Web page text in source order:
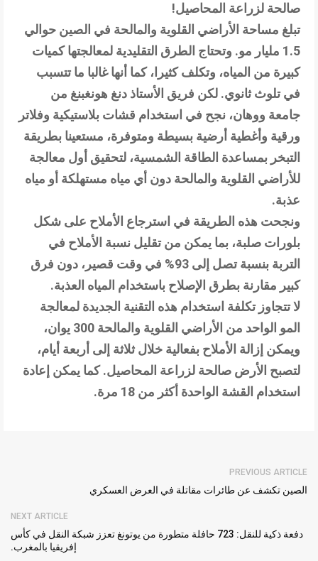
صالحة لزراعة المحاصيل!
تبلغ مساحة الأراضي القلوية والمالحة في الصين حوالي
1.5 مليار مو. وتحتاج الطرق التقليدية لمعالجتها كميات
كبيرة من المياه، وتكلف كثيرا، كما أنها غالبا ما تتسبب
في تلوث ثانوي. لكن فريق الأستاذ دنغ هونغبنغ من
جامعة ووهان، نجح في استخدام قشات بلاستيكية وفلاتر
ورقية وأغطية أرضية بسيطة ومتوفرة، مستعينا بطريقة
التبخر بمساعدة الطاقة الشمسية، لتحقيق أول معالجة
للأراضي القلوية والمالحة دون أي مياه مستهلكة أو مياه
عذبة.
ونجحت هذه الطريقة في استرجاع الأملاح على شكل
بلورات صلبة، بما يمكن من تقليل نسبة الأملاح في
التربة بنسبة تصل إلى 93% في وقت قصير، دون فرق
كبير مقارنة بطرق الإصلاح باستخدام المياه العذبة.
لا تتجاوز تكلفة استخدام هذه التقنية الجديدة لمعالجة
المو الواحد من الأراضي القلوية والمالحة 300 يوان،
ويمكن إزالة الأملاح بفعالية خلال ثلاثة إلى أربعة أيام،
لتصبح الأرض صالحة لزراعة المحاصيل. كما يمكن إعادة
استخدام القشة الواحدة أكثر من 18 مرة.
PREVIOUS ARTICLE
الصين تكشف عن طائرات مقاتلة في العرض العسكري
NEXT ARTICLE
دفعة ذكية للنقل: 723 حافلة متطورة من يوتونغ تعزز شبكة النقل في كأس
إفريقيا بالمغرب.